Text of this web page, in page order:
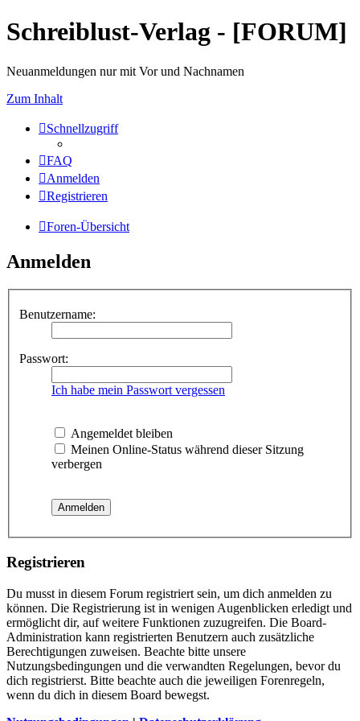
Schreiblust-Verlag - [FORUM]
Neuanmeldungen nur mit Vor und Nachnamen
Zum Inhalt
Schnellzugriff
FAQ
Anmelden
Registrieren
Foren-Übersicht
Anmelden
Benutzername:
Passwort:
Ich habe mein Passwort vergessen
Angemeldet bleiben
Meinen Online-Status während dieser Sitzung
verbergen
Registrieren
Du musst in diesem Forum registriert sein, um dich anmelden zu
können. Die Registrierung ist in wenigen Augenblicken erledigt und
ermöglicht dir, auf weitere Funktionen zuzugreifen. Die Board-
Administration kann registrierten Benutzern auch zusätzliche
Berechtigungen zuweisen. Beachte bitte unsere
Nutzungsbedingungen und die verwandten Regelungen, bevor du
dich registrierst. Bitte beachte auch die jeweiligen Forenregeln,
wenn du dich in diesem Board bewegst.